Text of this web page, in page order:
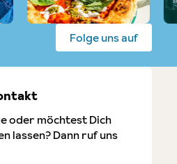
Folge uns auf
oder möchtest Dich
lassen? Dann ruf uns